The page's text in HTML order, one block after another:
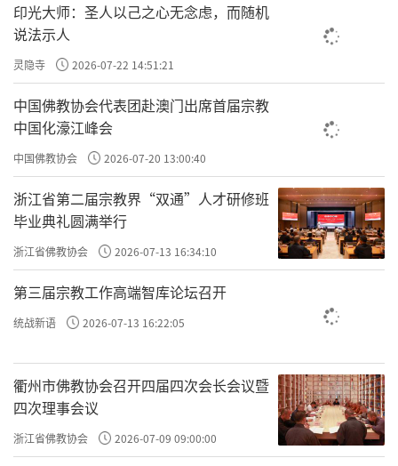
背屏为莲瓣形举身光，其上以减地平钑刻精美
图像，方形台座下有供养人像。整体造像主次
协调，比例适中，雕刻精细。
责任编辑：印月
印光大师：圣人以己之心无念虑，而随机
说法示人
灵隐寺 2026-07-22 14:51:21
中国佛教协会代表团赴澳门出席首届宗教
中国化濠江峰会
中国佛教协会 2026-07-20 13:00:40
浙江省第二届宗教界“双通”人才研修班
毕业典礼圆满举行
浙江省佛教协会 2026-07-13 16:34:10
第三届宗教工作高端智库论坛召开
统战新语 2026-07-13 16:22:05
衢州市佛教协会召开四届四次会长会议暨
四次理事会议
浙江省佛教协会 2026-07-09 09:00:00